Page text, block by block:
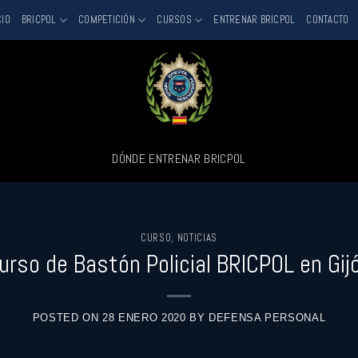
BRICPOL COMPETICIÓN CURSOS ENTRENAR BRICPOL CONTACTO
DÓNDE ENTRENAR BRICPOL
CURSO, NOTICIAS
de Bastón Policial BRICPOL en
POSTED ON28 ENERO 2020 BY DEFENSA PERSONAL